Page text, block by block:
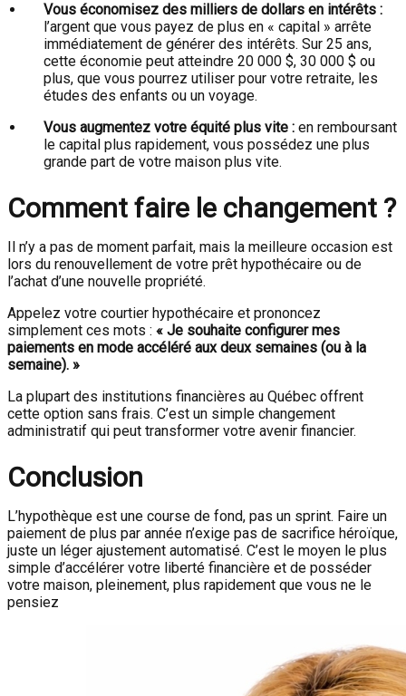
Vous économisez des milliers de dollars en intérêts :
l’argent que vous payez de plus en « capital » arrête
immédiatement de générer des intérêts. Sur 25 ans,
cette économie peut atteindre 20 000 $, 30 000 $ ou
plus, que vous pourrez utiliser pour votre retraite, les
études des enfants ou un voyage.
Vous augmentez votre équité plus vite : en remboursant
le capital plus rapidement, vous possédez une plus
grande part de votre maison plus vite.
Comment faire le changement ?
Il n’y a pas de moment parfait, mais la meilleure occasion est
lors du renouvellement de votre prêt hypothécaire ou de
l’achat d’une nouvelle propriété.
Appelez votre courtier hypothécaire et prononcez
simplement ces mots : « Je souhaite configurer mes
paiements en mode accéléré aux deux semaines (ou à la
semaine). »
La plupart des institutions financières au Québec offrent
cette option sans frais. C’est un simple changement
administratif qui peut transformer votre avenir financier.
Conclusion
L’hypothèque est une course de fond, pas un sprint. Faire un
paiement de plus par année n’exige pas de sacrifice héroïque,
juste un léger ajustement automatisé. C’est le moyen le plus
simple d’accélérer votre liberté financière et de posséder
votre maison, pleinement, plus rapidement que vous ne le
pensiez